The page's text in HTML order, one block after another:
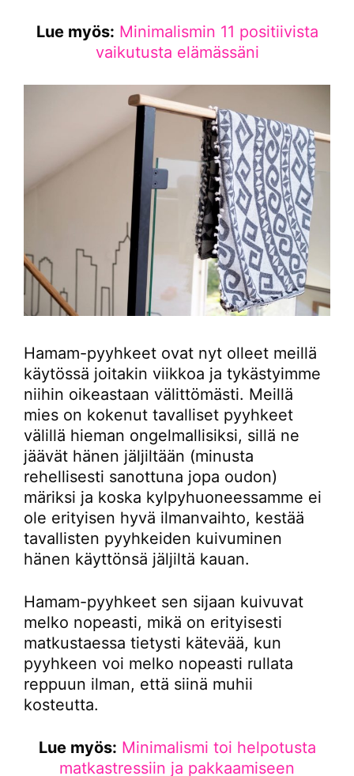
Lue myös: Minimalismin 11 positiivista
vaikutusta elämässäni
Hamam-pyyhkeet ovat nyt olleet meillä
käytössä joitakin viikkoa ja tykästyimme
niihin oikeastaan välittömästi. Meillä
mies on kokenut tavalliset pyyhkeet
välillä hieman ongelmallisiksi, sillä ne
jäävät hänen jäljiltään (minusta
rehellisesti sanottuna jopa oudon)
märiksi ja koska kylpyhuoneessamme ei
ole erityisen hyvä ilmanvaihto, kestää
tavallisten pyyhkeiden kuivuminen
hänen käyttönsä jäljiltä kauan.
Hamam-pyyhkeet sen sijaan kuivuvat
melko nopeasti, mikä on erityisesti
matkustaessa tietysti kätevää, kun
pyyhkeen voi melko nopeasti rullata
reppuun ilman, että siinä muhii
kosteutta.
Lue myös: Minimalismi toi helpotusta
matkastressiin ja pakkaamiseen